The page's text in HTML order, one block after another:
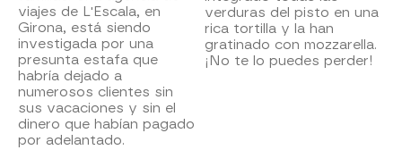
viajes de L'Escala, en
Girona, está siendo
investigada por una
presunta estafa que
habría dejado a
numerosos clientes sin
sus vacaciones y sin el
dinero que habían pagado
por adelantado.
verduras del pisto en una
rica tortilla y la han
gratinado con mozzarella.
¡No te lo puedes perder!